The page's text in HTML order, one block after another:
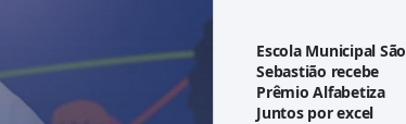
Escola Municipal São
Sebastião recebe
Prêmio Alfabetiza
Juntos por excel